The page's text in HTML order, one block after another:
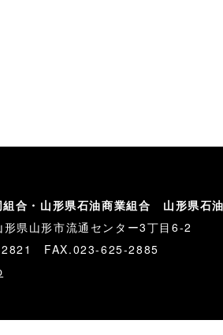
組合・山形県石油商業組合 山形県石
県山形市流通センター3丁目6-2
FAX.023-625-2885